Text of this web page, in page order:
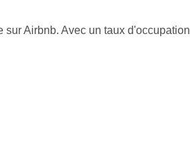
Airbnb. Avec un taux d'occupation